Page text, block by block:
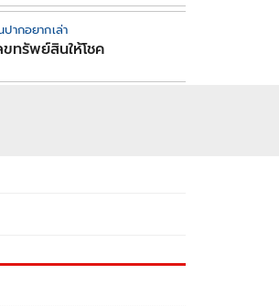
ปากอยากเล่า
ขทรัพย์สินให้โชค